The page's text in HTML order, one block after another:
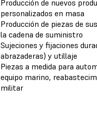
Producción de nuevos
personalizados en masa
Producción de piezas de
la cadena de suministro
Sujeciones y fijaciones
abrazaderas) y utillaje
Piezas a medida para
equipo marino,
militar